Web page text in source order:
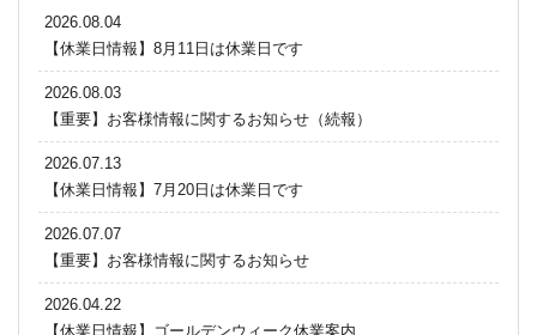
2026.08.04
【休業日情報】8月11日は休業日です
2026.08.03
【重要】お客様情報に関するお知らせ（続報）
2026.07.13
【休業日情報】7月20日は休業日です
2026.07.07
【重要】お客様情報に関するお知らせ
2026.04.22
【休業日情報】ゴールデンウィーク休業案内